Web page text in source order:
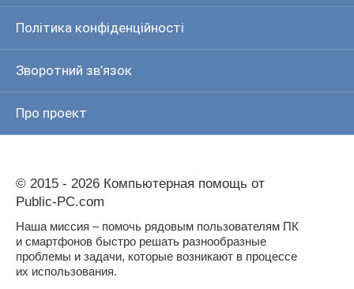
Політика конфіденційності
Зворотний зв’язок
Про проект
© 2015 - 2026 Компьютерная помощь от
Public-PC.com
Наша миссия – помочь рядовым пользователям ПК
и смартфонов быстро решать разнообразные
проблемы и задачи, которые возникают в процессе
их использования.